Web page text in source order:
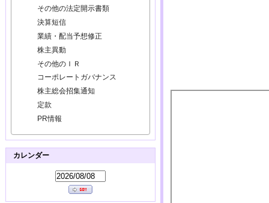
その他の法定開示書類
決算短信
業績・配当予想修正
株主異動
その他のＩＲ
コーポレートガバナンス
株主総会招集通知
定款
PR情報
カレンダー